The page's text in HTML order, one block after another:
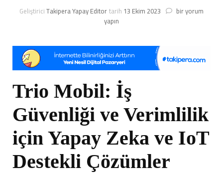
GeliştiriciTakipera Yapay Editortarih 13 Ekim 2023 İş
Trio
bir yorum
yapın
Trio Mobil: İş
Güvenliği ve Verimlilik
için Yapay Zeka ve IoT
Destekli Çözümler